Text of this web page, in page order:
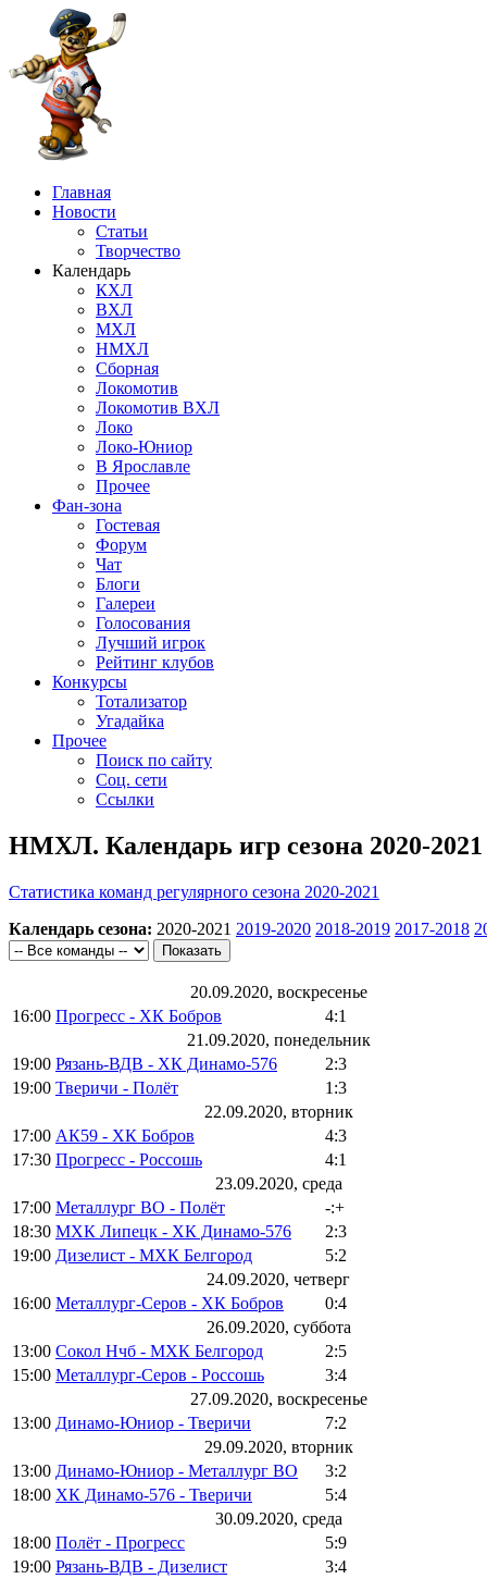
Главная
Новости
Статьи
Творчество
Календарь
КХЛ
ВХЛ
МХЛ
НМХЛ
Сборная
Локомотив
Локомотив ВХЛ
Локо
Локо-Юниор
В Ярославле
Прочее
Фан-зона
Гостевая
Форум
Чат
Блоги
Галереи
Голосования
Лучший игрок
Рейтинг клубов
Конкурсы
Тотализатор
Угадайка
Прочее
Поиск по сайту
Соц. сети
Ссылки
НМХЛ. Календарь игр сезона 2020-2021
Статистика команд регулярного сезона 2020-2021
Календарь сезона: 2020-2021 2019-2020 2018-2019 2017-2018
20.09.2020, воскресенье
16:00 Прогресс - ХК Бобров 4:1
21.09.2020, понедельник
19:00 Рязань-ВДВ - ХК Динамо-576 2:3
19:00 Тверичи - Полёт 1:3
22.09.2020, вторник
17:00 АК59 - ХК Бобров 4:3
17:30 Прогресс - Россошь 4:1
23.09.2020, среда
17:00 Металлург ВО - Полёт -:+
18:30 МХК Липецк - ХК Динамо-576 2:3
19:00 Дизелист - МХК Белгород 5:2
24.09.2020, четверг
16:00 Металлург-Серов - ХК Бобров 0:4
26.09.2020, суббота
13:00 Сокол Нчб - МХК Белгород 2:5
15:00 Металлург-Серов - Россошь 3:4
27.09.2020, воскресенье
13:00 Динамо-Юниор - Тверичи 7:2
29.09.2020, вторник
13:00 Динамо-Юниор - Металлург ВО 3:2
18:00 ХК Динамо-576 - Тверичи 5:4
30.09.2020, среда
18:00 Полёт - Прогресс 5:9
19:00 Рязань-ВДВ - Дизелист 3:4